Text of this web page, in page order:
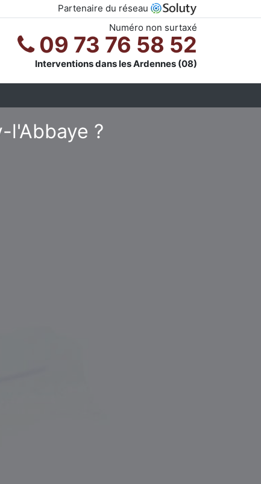
Partenaire du réseau
Numéro non surtaxé
09 73 76 58 52
Interventions dans les Ardennes (08)
l'Abbaye ?